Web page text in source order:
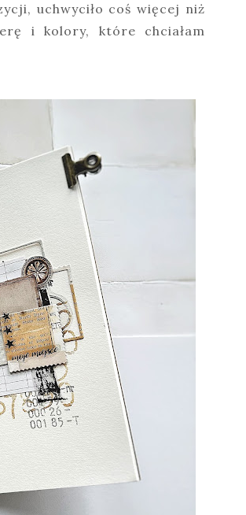
uchwyciło coś więcej niż
i kolory, które chciałam